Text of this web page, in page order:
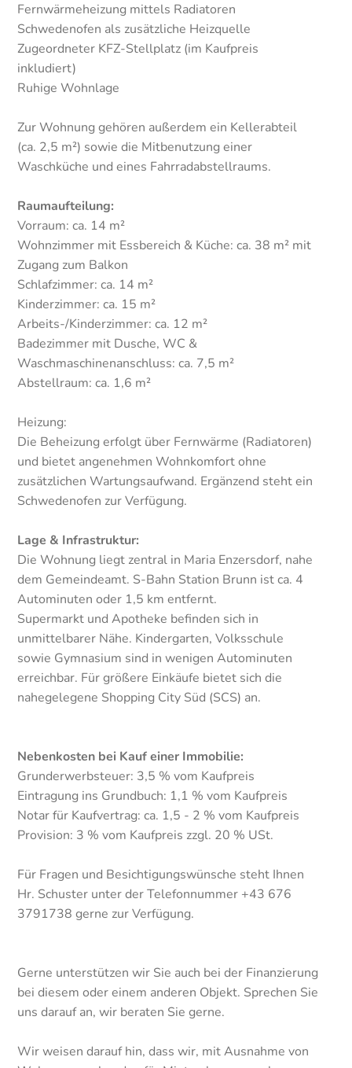
Fernwärmeheizung mittels Radiatoren
Schwedenofen als zusätzliche Heizquelle
Zugeordneter KFZ-Stellplatz (im Kaufpreis
inkludiert)
Ruhige Wohnlage
Zur Wohnung gehören außerdem ein Kellerabteil
(ca. 2,5 m²) sowie die Mitbenutzung einer
Waschküche und eines Fahrradabstellraums.
Raumaufteilung:
Vorraum: ca. 14 m²
Wohnzimmer mit Essbereich & Küche: ca. 38 m² mit
Zugang zum Balkon
Schlafzimmer: ca. 14 m²
Kinderzimmer: ca. 15 m²
Arbeits-/Kinderzimmer: ca. 12 m²
Badezimmer mit Dusche, WC &
Waschmaschinenanschluss: ca. 7,5 m²
Abstellraum: ca. 1,6 m²
Heizung:
Die Beheizung erfolgt über Fernwärme (Radiatoren)
und bietet angenehmen Wohnkomfort ohne
zusätzlichen Wartungsaufwand. Ergänzend steht ein
Schwedenofen zur Verfügung.
Lage & Infrastruktur:
Die Wohnung liegt zentral in Maria Enzersdorf, nahe
dem Gemeindeamt. S-Bahn Station Brunn ist ca. 4
Autominuten oder 1,5 km entfernt.
Supermarkt und Apotheke befinden sich in
unmittelbarer Nähe. Kindergarten, Volksschule
sowie Gymnasium sind in wenigen Autominuten
erreichbar. Für größere Einkäufe bietet sich die
nahegelegene Shopping City Süd (SCS) an.
Nebenkosten bei Kauf einer Immobilie:
Grunderwerbsteuer: 3,5 % vom Kaufpreis
Eintragung ins Grundbuch: 1,1 % vom Kaufpreis
Notar für Kaufvertrag: ca. 1,5 - 2 % vom Kaufpreis
Provision: 3 % vom Kaufpreis zzgl. 20 % USt.
Für Fragen und Besichtigungswünsche steht Ihnen
Hr. Schuster unter der Telefonnummer +43 676
3791738 gerne zur Verfügung.
Gerne unterstützen wir Sie auch bei der Finanzierung
bei diesem oder einem anderen Objekt. Sprechen Sie
uns darauf an, wir beraten Sie gerne.
Wir weisen darauf hin, dass wir, mit Ausnahme von